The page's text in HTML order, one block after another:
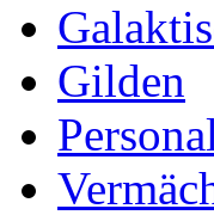
Gilden